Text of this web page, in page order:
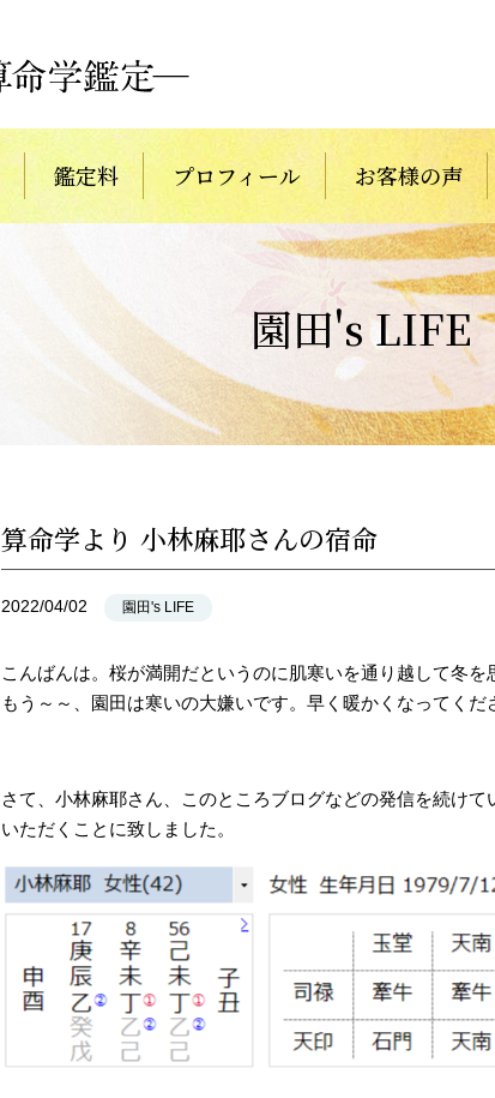
鑑定料 プロフィール お客様の声
園田's LIFE
算命学より 小林麻耶さんの宿命
2022/04/02 園田's LIFE
こんばんは。桜が満開だというのに肌寒いを通り越して冬を
もう～～、園田は寒いの大嫌いです。早く暖かくなってくだ
さて、小林麻耶さん、このところブログなどの発信を続け
いただくことに致しました。